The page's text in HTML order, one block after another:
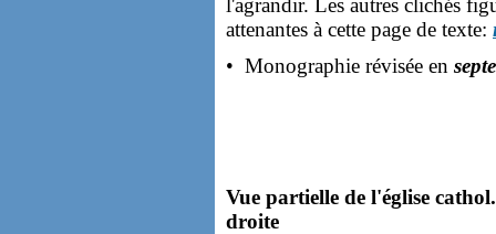
l'agrandir. Les autres clichés
attenantes à cette page de texte:
• Monographie révisée en
Vue partielle de l'église
droite